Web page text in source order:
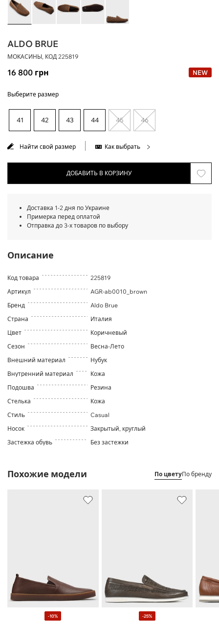
ALDO BRUE
МОКАСИНЫ, КОД 225819
16 800 грн NEW
Выберите размер
41 42 43 44 45 46
Найти свой размер Как выбрать
ДОБАВИТЬ В КОРЗИНУ
Доставка 1-2 дня по Украине
Примерка перед оплатой
Отправка до 3-х товаров по выбору
Описание
Код товара
225819
Артикул
AGR-ab0010_brown
Бренд
Aldo Brue
Страна
Италия
Цвет
Коричневый
Сезон
Весна-Лето
Внешний материал
Нубук
Внутренний материал
Кожа
Подошва
Резина
Стелька
Кожа
Стиль
Casual
Носок
Закрытый, круглый
Застежка обувь
Без застежки
Похожие модели По цветуПо бренду
-10% -25%